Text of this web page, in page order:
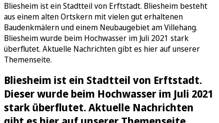
Bliesheim ist ein Stadtteil von Erftstadt. Bliesheim besteht
aus einem alten Ortskern mit vielen gut erhaltenen
Baudenkmälern und einem Neubaugebiet am Villehang.
Bliesheim wurde beim Hochwasser im Juli 2021 stark
überflutet. Aktuelle Nachrichten gibt es hier auf unserer
Themenseite.
Bliesheim ist ein Stadtteil von Erftstadt.
Dieser wurde beim Hochwasser im Juli 2021
stark überflutet. Aktuelle Nachrichten